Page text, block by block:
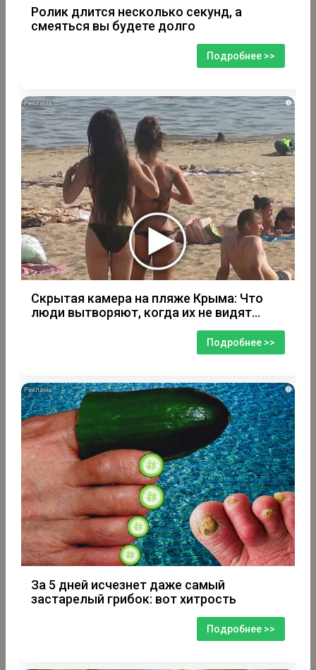
Ролик длится несколько секунд, а
смеяться вы будете долго
Подробнее >>
i
Скрытая камера на пляже Крыма: Что
люди вытворяют, когда их не видят...
Подробнее >>
i
За 5 дней исчезнет даже самый
застарелый грибок: вот хитрость
Подробнее >>